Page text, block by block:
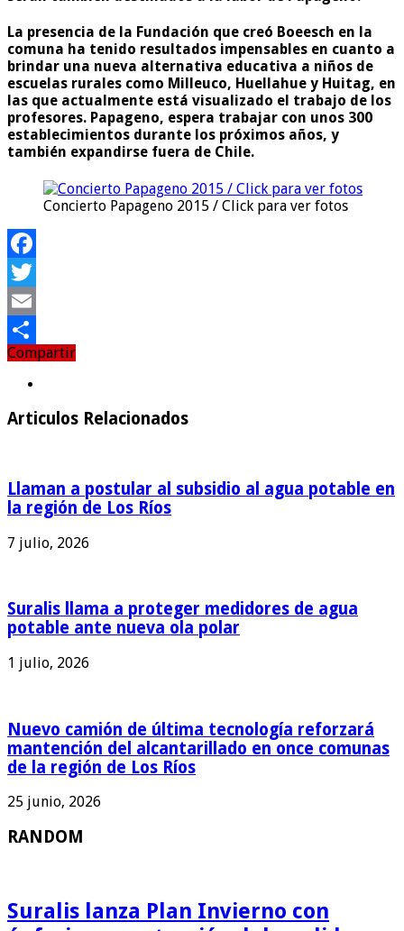
La presencia de la Fundación que creó Boeesch en la
comuna ha tenido resultados impensables en cuanto a
brindar una nueva alternativa educativa a niños de
escuelas rurales como Milleuco, Huellahue y Huitag, en
las que actualmente está visualizado el trabajo de los
profesores. Papageno, espera trabajar con unos 300
establecimientos durante los próximos años, y
también expandirse fuera de Chile.
Concierto Papageno 2015 / Click para ver fotos
Facebook
Twitter
Email
Compartir
Compartir
Articulos Relacionados
Llaman a postular al subsidio al agua potable en
la región de Los Ríos
7 julio, 2026
Suralis llama a proteger medidores de agua
potable ante nueva ola polar
1 julio, 2026
Nuevo camión de última tecnología reforzará
mantención del alcantarillado en once comunas
de la región de Los Ríos
25 junio, 2026
RANDOM
Suralis lanza Plan Invierno con